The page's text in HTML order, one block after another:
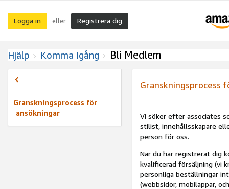
Logga in eller Registrera dig
Hjälp Komma Igång Bli Medlem
Granskningsprocess för
ansökningar
Granskningsprocess
Vi söker efter associates
stilist, innehållsskapare
person för oss.
När du har registrerat dig
kvalificerad försäljning (vi
personliga beställningar
(webbsidor, mobilappar,